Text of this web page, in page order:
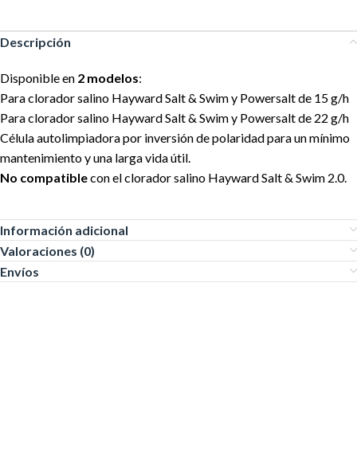
Descripción
Disponible en 2 modelos:
Para clorador salino Hayward Salt & Swim y Powersalt de 15 g/h
Para clorador salino Hayward Salt & Swim y Powersalt de 22 g/h
Célula autolimpiadora por inversión de polaridad para un mínimo
mantenimiento y una larga vida útil.
No compatiblecon el clorador salino Hayward Salt & Swim 2.0.
Información adicional
Valoraciones (0)
Envíos